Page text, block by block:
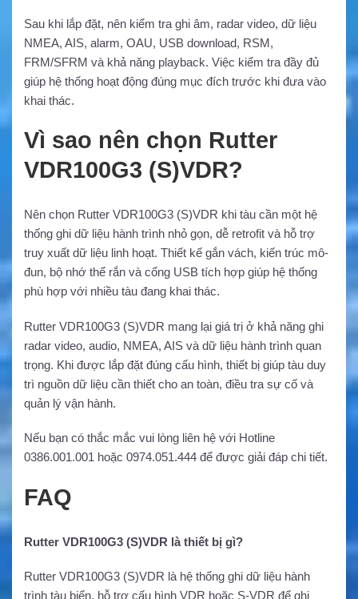
Sau khi lắp đặt, nên kiểm tra ghi âm, radar video, dữ liệu
NMEA, AIS, alarm, OAU, USB download, RSM,
FRM/SFRM và khả năng playback. Việc kiểm tra đầy đủ
giúp hệ thống hoạt động đúng mục đích trước khi đưa vào
khai thác.
Vì sao nên chọn Rutter
VDR100G3 (S)VDR?
Nên chọn Rutter VDR100G3 (S)VDR khi tàu cần một hệ
thống ghi dữ liệu hành trình nhỏ gọn, dễ retrofit và hỗ trợ
truy xuất dữ liệu linh hoạt. Thiết kế gắn vách, kiến trúc mô-
đun, bộ nhớ thể rắn và cổng USB tích hợp giúp hệ thống
phù hợp với nhiều tàu đang khai thác.
Rutter VDR100G3 (S)VDR mang lại giá trị ở khả năng ghi
radar video, audio, NMEA, AIS và dữ liệu hành trình quan
trọng. Khi được lắp đặt đúng cấu hình, thiết bị giúp tàu duy
trì nguồn dữ liệu cần thiết cho an toàn, điều tra sự cố và
quản lý vận hành.
Nếu bạn có thắc mắc vui lòng liên hệ với Hotline
0386.001.001 hoặc 0974.051.444 để được giải đáp chi tiết.
FAQ
Rutter VDR100G3 (S)VDR là thiết bị gì?
Rutter VDR100G3 (S)VDR là hệ thống ghi dữ liệu hành
trình tàu biển, hỗ trợ cấu hình VDR hoặc S-VDR để ghi